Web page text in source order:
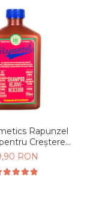
Rapunzel
Creșterea
250 ml
RON